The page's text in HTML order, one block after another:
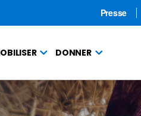
Presse
DONNER